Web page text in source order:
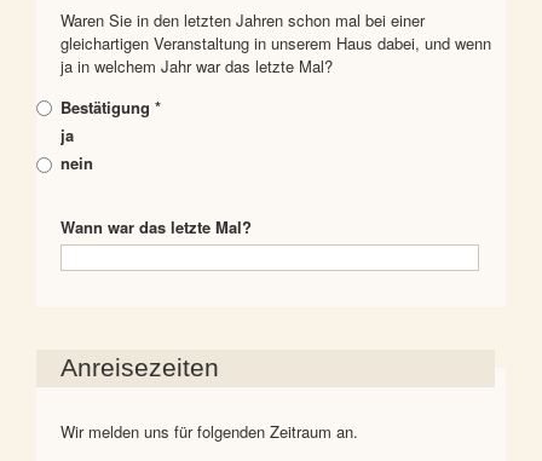
Waren Sie in den letzten Jahren schon mal bei einer
gleichartigen Veranstaltung in unserem Haus dabei, und wenn
ja in welchem Jahr war das letzte Mal?
Bestätigung *
ja
nein
Wann war das letzte Mal?
Anreisezeiten
Wir melden uns für folgenden Zeitraum an.